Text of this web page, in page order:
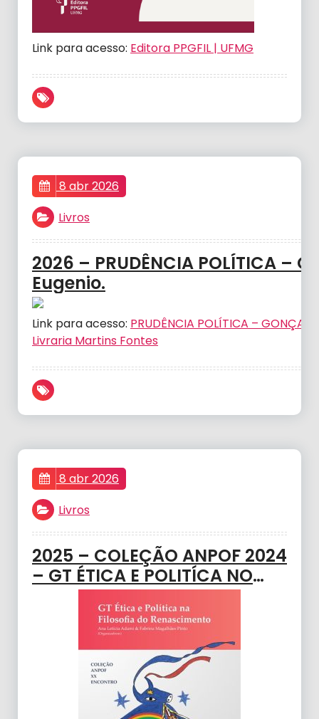
Link para acesso: Editora PPGFIL | UFMG
8 abr 2026
Livros
2026 – PRUDÊNCIA POLÍTICA –
Eugenio.
Link para acesso: PRUDÊNCIA POLÍTICA –
Livraria Martins Fontes
8 abr 2026
Livros
2025 – COLEÇÃO ANPOF 2024
– GT ÉTICA E POLITÍCA NO
RENASCIMENTO – Adami,
Ana; Magalhães Fabrina